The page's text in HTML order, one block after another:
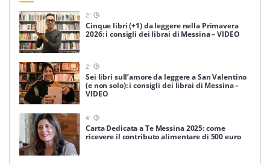
2'
Cinque libri (+1) da leggere nella Primavera
2026: i consigli dei librai di Messina – VIDEO
2'
Sei libri sull’amore da leggere a San Valentino
(e non solo): i consigli dei librai di Messina –
VIDEO
4'
Carta Dedicata a Te Messina 2025: come
ricevere il contributo alimentare di 500 euro